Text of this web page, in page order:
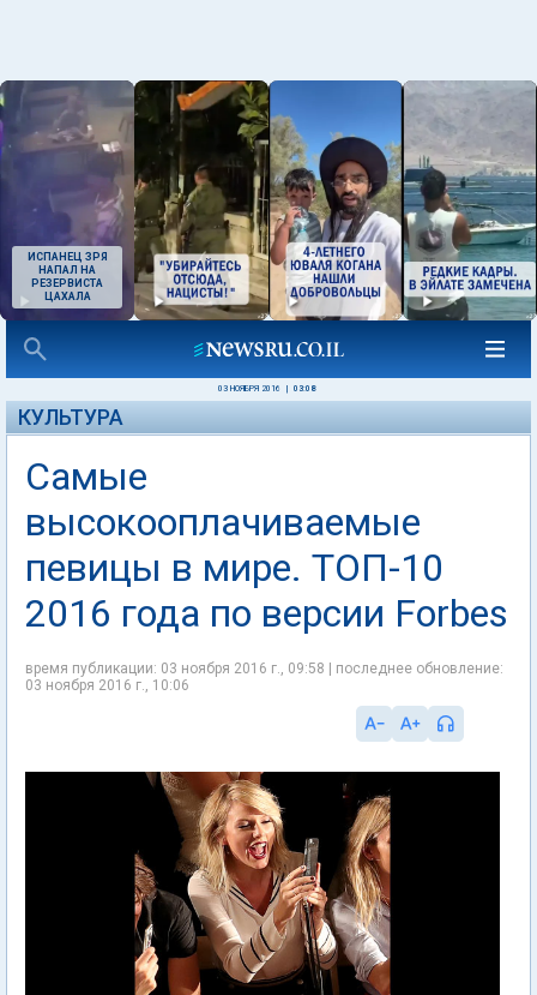
ИСПАНЕЦ ЗРЯ
НАПАЛ НА
РЕЗЕРВИСТА
ЦАХАЛА
03 НОЯБРЯ 2016 03:08
КУЛЬТУРА
Самые
высокооплачиваемые
певицы в мире. ТОП-10
2016 года по версии Forbes
время публикации: 03 ноября 2016 г., 09:58 | последнее обновление:
03 ноября 2016 г., 10:06